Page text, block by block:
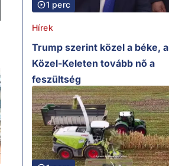
1 perc
Hírek
Trump szerint közel a béke, a
Közel-Keleten tovább nő a
feszültség